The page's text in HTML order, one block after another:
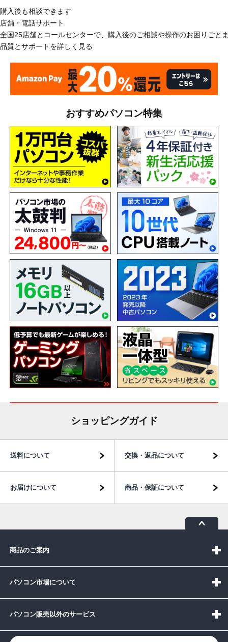
購入後も相談できます
店舗・電話サポート
全国25店舗とコールセンターで、購入後のご相談や操作のお困りごと
品質とサポートを詳しく見る
おすすめパソコン特集
ショッピングガイド
送料について 交換・返品について
お届けについて 商品・保証について
商品のご案内
パソコン市場について
パソコン販売以外のサービス